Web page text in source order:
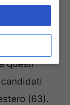
con
nel
questi
(63).